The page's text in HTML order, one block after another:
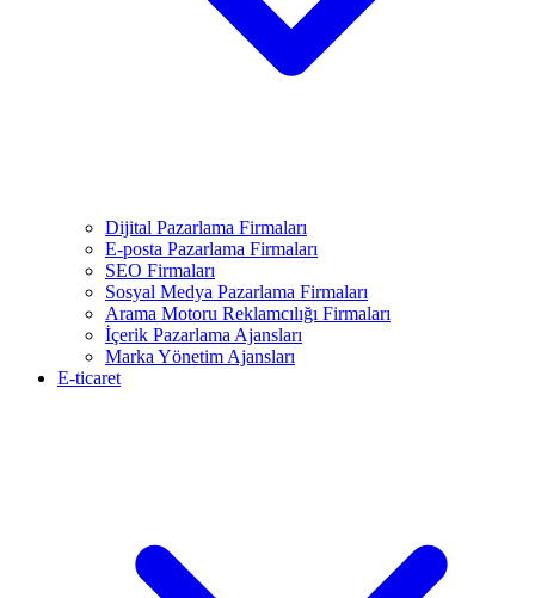
Dijital Pazarlama Firmaları
E-posta Pazarlama Firmaları
SEO Firmaları
Sosyal Medya Pazarlama Firmaları
Arama Motoru Reklamcılığı Firmaları
İçerik Pazarlama Ajansları
Marka Yönetim Ajansları
E-ticaret